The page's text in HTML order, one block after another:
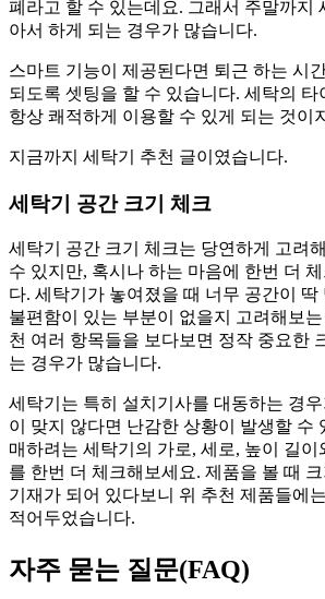
폐라고 할 수 있는데요. 그래서 주말까지
아서 하게 되는 경우가 많습니다.
스마트 기능이 제공된다면 퇴근 하는 시
되도록 셋팅을 할 수 있습니다. 세탁의 타
항상 쾌적하게 이용할 수 있게 되는 것이
지금까지 세탁기 추천 글이였습니다.
세탁기 공간 크기 체크
세탁기 공간 크기 체크는 당연하게 고려
수 있지만, 혹시나 하는 마음에 한번 더
다. 세탁기가 놓여졌을 때 너무 공간이 딱
불편함이 있는 부분이 없을지 고려해보
천 여러 항목들을 보다보면 정작 중요한
는 경우가 많습니다.
세탁기는 특히 설치기사를 대동하는 경
이 맞지 않다면 난감한 상황이 발생할 수
매하려는 세탁기의 가로, 세로, 높이 길이
를 한번 더 체크해보세요. 제품을 볼 때
기재가 되어 있다보니 위 추천 제품들에
적어두었습니다.
자주 묻는 질문(FAQ)